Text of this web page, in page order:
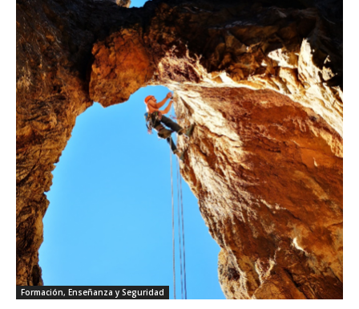
Formación, Enseñanza y Seguridad